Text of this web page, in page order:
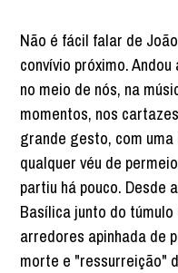
Não é fácil falar de
convívio próximo.
no meio de nós, na
momentos, nos
grande gesto, com
qualquer véu de
partiu há pouco. Desde
Basílica junto do
arredores apinhada de
morte e "ressurreição"